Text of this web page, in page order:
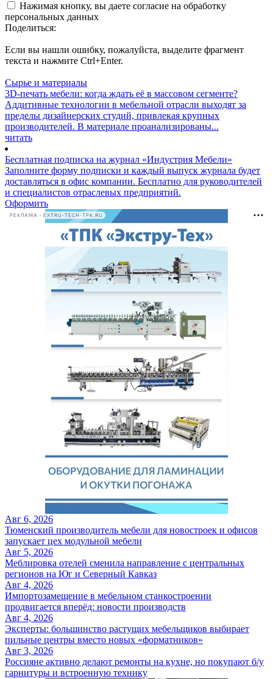
Нажимая кнопку, вы даете согласие на обработку
персональных данных
Поделиться:
Если вы нашли ошибку, пожалуйста, выделите фрагмент
текста и нажмите Ctrl+Enter.
Сырье и материалы
3D-печать мебели: когда ждать её в массовом сегменте?
Аддитивные технологии в мебельной отрасли выходят за
пределы дизайнерских студий, привлекая крупных
производителей. В материале проанализированы...
читать
Бесплатная подписка на журнал «Индустрия Мебели»
Заполните форму подписки и каждый выпуск журнала будет
доставляться в офис компании. Бесплатно для руководителей
и специалистов отраслевых предприятий.
Оформить
РЕКЛАМА • EXTRU-TECH-TPK.RU
Авг 6, 2026
Тюменский производитель мебели для новостроек и офисов
запускает цех модульной мебели
Авг 5, 2026
Меблировка отелей сменила направление с центральных
регионов на Юг и Северный Кавказ
Авг 4, 2026
Импортозамещение в мебельном станкостроении
продвигается вперёд: новости производств
Авг 4, 2026
Эксперты: большинство растущих мебельщиков выбирает
пильные центры вместо новых «форматников»
Авг 3, 2026
Россияне активно делают ремонты на кухне, но покупают б/у
гарнитуры и встроенную технику